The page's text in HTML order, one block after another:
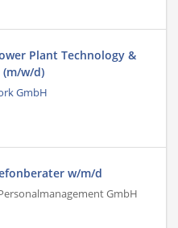
Plant Technology &
(m/w/d)
GmbH
w/m/d
GmbH